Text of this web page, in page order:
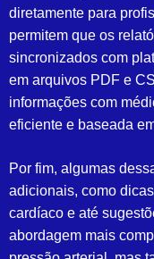
diretamente para
permitem que os
sincronizados com
em arquivos PDF e
informações com
eficiente e baseada
Por fim, algumas
adicionais, como
cardíaco e até
abordagem mais